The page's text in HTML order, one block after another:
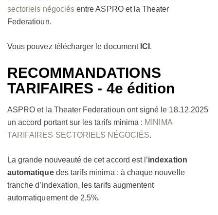
sectoriels négociés entre ASPRO et la Theater
Federatioun.
Vous pouvez télécharger le document ICI .
RECOMMANDATIONS
TARIFAIRES - 4e édition
ASPRO et la Theater Federatioun ont signé le 18.12.2025
un accord portant sur les tarifs minima : MINIMA
TARIFAIRES SECTORIELS NÉGOCIÉS.
La grande nouveauté de cet accord est l’indexation
automatiquedes tarifs minima : à chaque nouvelle
tranche d’indexation, les tarifs augmentent
automatiquement de 2,5%.